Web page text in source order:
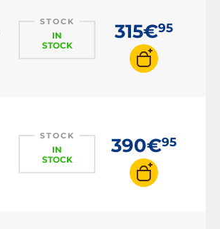
STOCK
IN
STOCK
315€95
STOCK
IN
STOCK
390€95